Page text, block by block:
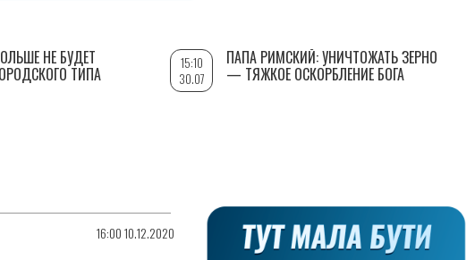
16:00 10.12.2020
НЕ БУДЕТ
ТИПА
15:10
30.07
ПАПА РИМСКИЙ: УНИЧТОЖАТЬ ЗЕРНО
— ТЯЖКОЕ ОСКОРБЛЕНИЕ БОГА